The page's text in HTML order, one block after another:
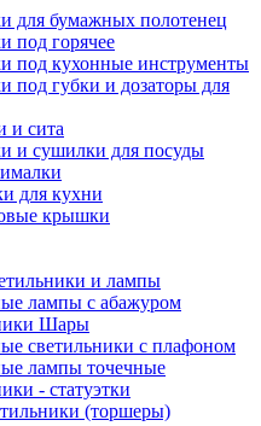
для бумажных полотенец
под горячее
под кухонные инструменты
под губки и дозаторы для
и сита
и сушилки для посуды
для кухни
крышки
и лампы
лампы с абажуром
Шары
светильники с плафоном
лампы точечные
- статуэтки
(торшеры)